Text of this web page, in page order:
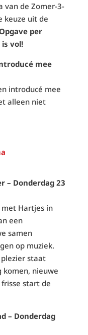
van de Zomer-3-
keuze uit de
per
vol!
mee
introducé mee
alleen niet
– Donderdag 23
Hartjes in
een
samen
op muziek.
staat
komen, nieuwe
start de
– Donderdag